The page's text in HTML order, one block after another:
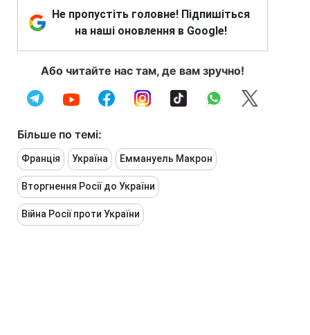
Не пропустіть головне! Підпишіться
на наші оновлення в Google!
Або читайте нас там, де вам зручно!
Більше по темі:
Франція Україна Еммануель Макрон
Вторгнення Росії до України
Війна Росії проти України